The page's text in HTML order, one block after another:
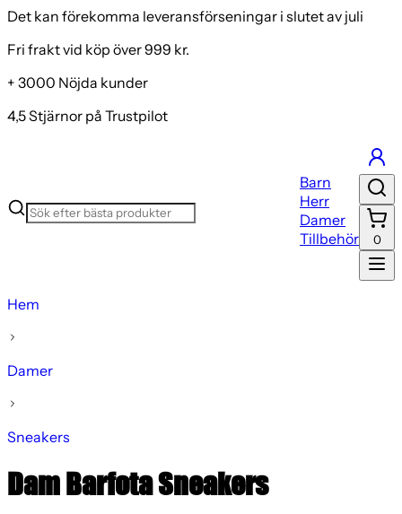
Det kan förekomma leveransförseningar i slutet av juli
Fri frakt vid köp över 999 kr.
+ 3000 Nöjda kunder
4,5 Stjärnor på Trustpilot
Barn
Herr
Damer
Tillbehör
0
Hem
Damer
Sneakers
Dam Barfota Sneakers